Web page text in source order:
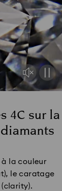
4C sur la
à la couleur
le caratage